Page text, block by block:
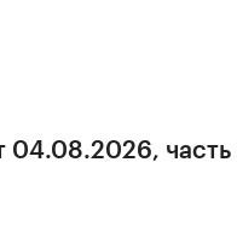
04.08.2026, часть